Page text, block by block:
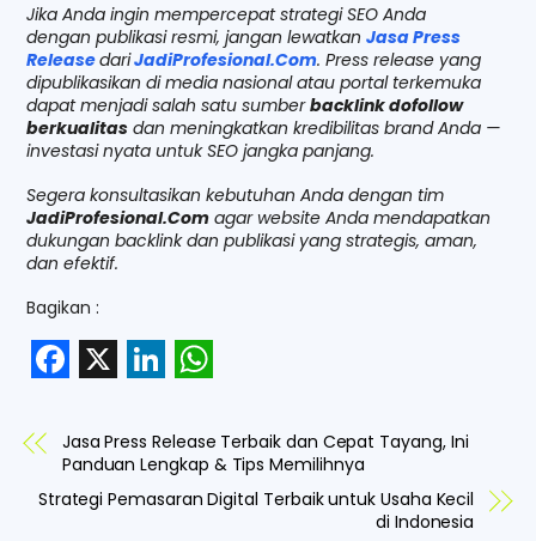
Jika Anda ingin mempercepat strategi SEO Anda
dengan publikasi resmi, jangan lewatkanJasa Press
ReleasedariJadiProfesional.Com. Press release yang
dipublikasikan di media nasional atau portal terkemuka
dapat menjadi salah satu sumberbacklink dofollow
berkualitas dan meningkatkan kredibilitas brand Anda —
investasi nyata untuk SEO jangka panjang.
Segera konsultasikan kebutuhan Anda dengan tim
JadiProfesional.Com agar website Anda mendapatkan
dukungan backlink dan publikasi yang strategis, aman,
dan efektif.
Bagikan :
a
e
i
n
k
h
a
t
Jasa Press Release Terbaik dan Cepat Tayang, Ini
Panduan Lengkap & Tips Memilihnya
Strategi Pemasaran Digital Terbaik untuk Usaha Kecil
di Indonesia